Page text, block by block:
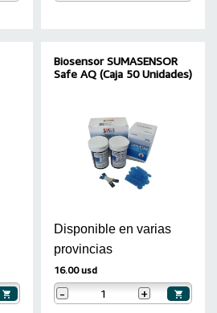
Biosensor SUMASENSOR
Safe AQ (Caja 50 Unidades)
Disponible en varias
provincias
16.00 usd
- +